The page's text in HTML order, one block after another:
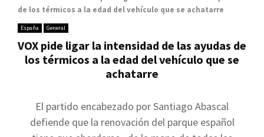
de los térmicos a la edad del vehículo que se achatarre
España General
VOX pide ligar la intensidad de las ayudas de
los térmicos a la edad del vehículo que se
achatarre
El partido encabezado por Santiago Abascal
defiende que la renovación del parque español